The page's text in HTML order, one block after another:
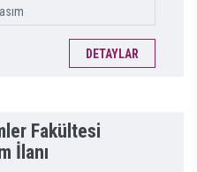
DETAYLAR
Fakültesi
İlanı